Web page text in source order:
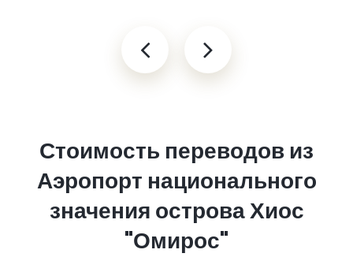
Стоимость переводов из
Аэропорт национального
значения острова Хиос
"Омирос"